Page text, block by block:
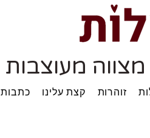
מעוצבות
זוהרות קצת עלינו כתבות